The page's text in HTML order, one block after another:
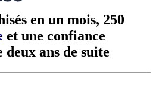
en un mois, 250
et une confiance
ans de suite